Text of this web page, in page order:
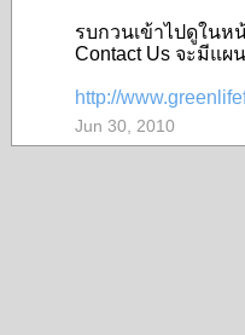
รบกวนเข้าไปดูในห
Contact Us จะมีแผ
http://
Jun 30, 2010